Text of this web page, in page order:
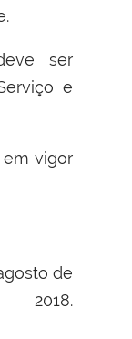
ser
e
em vigor
de
2018.